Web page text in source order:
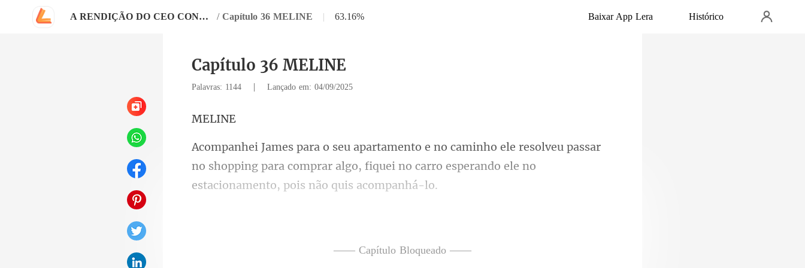
A RENDIÇÃO DO CEO CONQUISTADOR / Capítulo 36 MELINE | 63.16% Baixar App Lera Histórico
Capítulo 36 MELINE
Palavras: 1144 | Lançado em: 04/09/2025
LI
olveu passar
no shopping para comprar algo, fiquei no carro
—— Capítulo Bloqueado ——